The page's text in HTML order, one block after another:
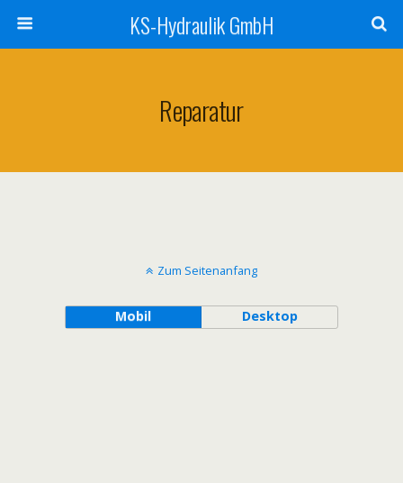
KS-Hydraulik GmbH
Reparatur
Zum Seitenanfang
Mobil Desktop